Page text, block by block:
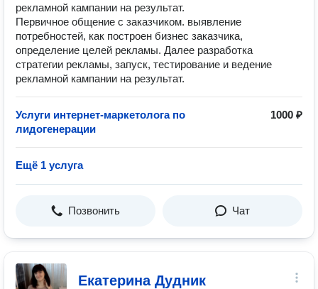
рекламной кампании на результат.
Первичное общение с заказчиком. выявление
потребностей, как построен бизнес заказчика,
определение целей рекламы. Далее разработка
стратегии рекламы, запуск, тестирование и ведение
рекламной кампании на результат.
Услуги интернет-маркетолога по
лидогенерации
1000 ₽
Ещё 1 услуга
Позвонить Чат
Екатерина Дудник